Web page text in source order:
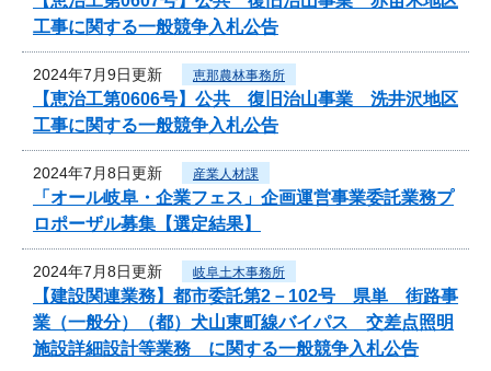
工事に関する一般競争入札公告
2024年7月9日更新 恵那農林事務所
【恵治工第0606号】公共 復旧治山事業 洗井沢地区
工事に関する一般競争入札公告
2024年7月8日更新 産業人材課
「オール岐阜・企業フェス」企画運営事業委託業務プ
ロポーザル募集【選定結果】
2024年7月8日更新 岐阜土木事務所
【建設関連業務】都市委託第2－102号 県単 街路事
業（一般分）（都）犬山東町線バイパス 交差点照明
施設詳細設計等業務 に関する一般競争入札公告